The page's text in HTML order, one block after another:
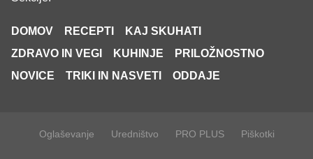
DOMOV RECEPTI
KAJ SKUHATI
ZDRAVO IN VEGI
KUHINJE
PRILOŽNOSTNO
NOVICE
TRIKI IN NASVETI ODDAJE
Oglaševanje Uredništvo PRO PLUS Piškotki